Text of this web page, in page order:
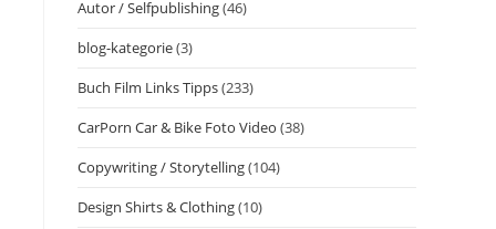
Autor / Selfpublishing(46)
blog-kategorie(3)
Buch Film Links Tipps(233)
CarPorn Car & Bike Foto Video (38)
Copywriting / Storytelling(104)
Design Shirts & Clothing(10)